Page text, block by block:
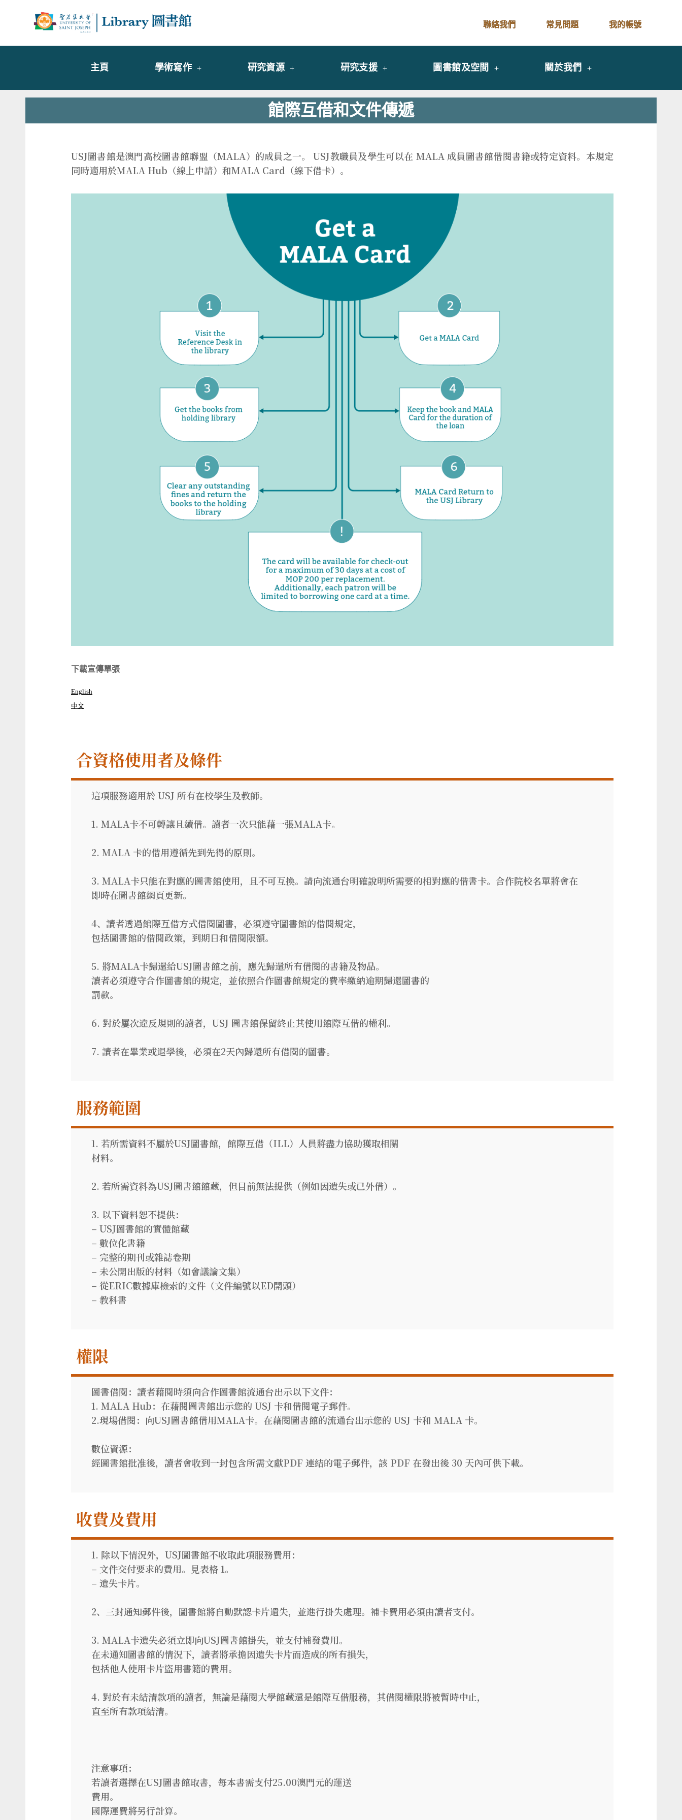
聯絡我們 常見問題 我的帳號
主頁 學術寫作 研究資源 研究支援 圖書館及空間 關於我們
館際互借和文件傳遞
USJ圖書館是澳門高校圖書館聯盟（MALA）的成員之一。 USJ教職員及學生可以在 MALA 成員圖書館借閱書籍或特定資料。本規定
同時適用於MALA Hub（線上申請）和MALA Card（線下借卡）。
下載宣傳單張
English
中文
合資格使用者及條件
這項服務適用於 USJ 所有在校學生及教師。
1. MALA卡不可轉讓且續借。讀者一次只能藉一張MALA卡。
2. MALA 卡的借用遵循先到先得的原則。
3. MALA卡只能在對應的圖書館使用，且不可互換。請向流通台明確說明所需要的相對應的借書卡。合作院校名單將會在
即時在圖書館網頁更新。
4、讀者透過館際互借方式借閱圖書，必須遵守圖書館的借閱規定，
包括圖書館的借閱政策，到期日和借閱限額。
5. 將MALA卡歸還給USJ圖書館之前，應先歸還所有借閱的書籍及物品。
讀者必須遵守合作圖書館的規定，並依照合作圖書館規定的費率繳納逾期歸還圖書的
罰款。
6. 對於屢次違反規則的讀者，USJ 圖書館保留終止其使用館際互借的權利。
7. 讀者在畢業或退學後，必須在2天內歸還所有借閱的圖書。
服務範圍
1. 若所需資料不屬於USJ圖書館，館際互借（ILL）人員將盡力協助獲取相關
材料。
2. 若所需資料為USJ圖書館館藏，但目前無法提供（例如因遺失或已外借）。
3. 以下資料恕不提供：
– USJ圖書館的實體館藏
– 數位化書籍
– 完整的期刊或雜誌卷期
– 未公開出版的材料（如會議論文集）
– 從ERIC數據庫檢索的文件（文件編號以ED開頭）
– 教科書
權限
圖書借閱：讀者藉閱時須向合作圖書館流通台出示以下文件：
1. MALA Hub：在藉閱圖書館出示您的 USJ 卡和借閱電子郵件。
2.現場借閱：向USJ圖書館借用MALA卡。在藉閱圖書館的流通台出示您的 USJ 卡和 MALA 卡。
數位資源：
經圖書館批准後，讀者會收到一封包含所需文獻PDF 連結的電子郵件，該 PDF 在發出後 30 天內可供下載。
收費及費用
1. 除以下情況外，USJ圖書館不收取此項服務費用：
– 文件交付要求的費用。見表格 1。
– 遺失卡片。
2、三封通知郵件後，圖書館將自動默認卡片遺失，並進行掛失處理。補卡費用必須由讀者支付。
3. MALA卡遺失必須立即向USJ圖書館掛失，並支付補發費用。
在未通知圖書館的情況下，讀者將承擔因遺失卡片而造成的所有損失，
包括他人使用卡片盜用書籍的費用。
4. 對於有未結清款項的讀者，無論是藉閱大學館藏還是館際互借服務，其借閱權限將被暫時中止，
直至所有款項結清。
注意事項：
若讀者選擇在USJ圖書館取書，每本書需支付25.00澳門元的運送
費用。
國際運費將另行計算。